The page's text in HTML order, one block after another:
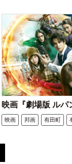
映画『劇場版 ルパ
映画 邦画 有田町